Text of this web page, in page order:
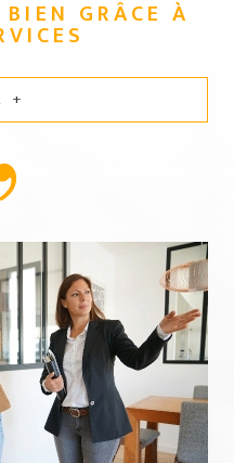
GRÂCE À
+